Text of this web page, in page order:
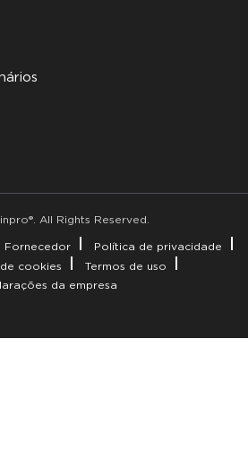
All Rights Reserved.
Fornecedor
Política de privacidade
cookies
Termos de uso
da empresa